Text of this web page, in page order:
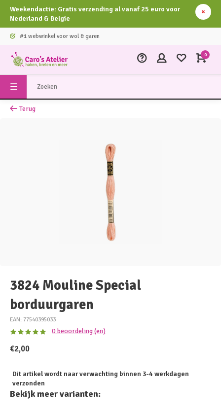
Weekendactie: Gratis verzending al vanaf 25 euro voor
Nederland & Belgie
#1 webwinkel voor wol & garen
0
Terug
3824 Mouline Special
borduurgaren
EAN: 77540395033
0 beoordeling (en)
€2,00
Dit artikel wordt naar verwachting binnen 3-4 werkdagen
verzonden
Bekijk meer varianten: